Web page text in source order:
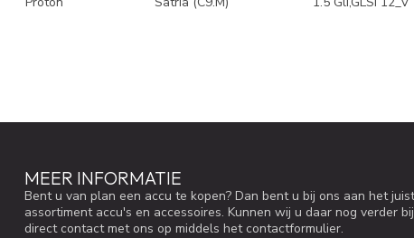
MEER INFORMATIE
Bent u van plan een accu te kopen? Dan bent u bij ons aan het
assortiment accu's en accessoires. Kunnen wij u daar nog verder
direct contact met ons op middels het contactformulier.